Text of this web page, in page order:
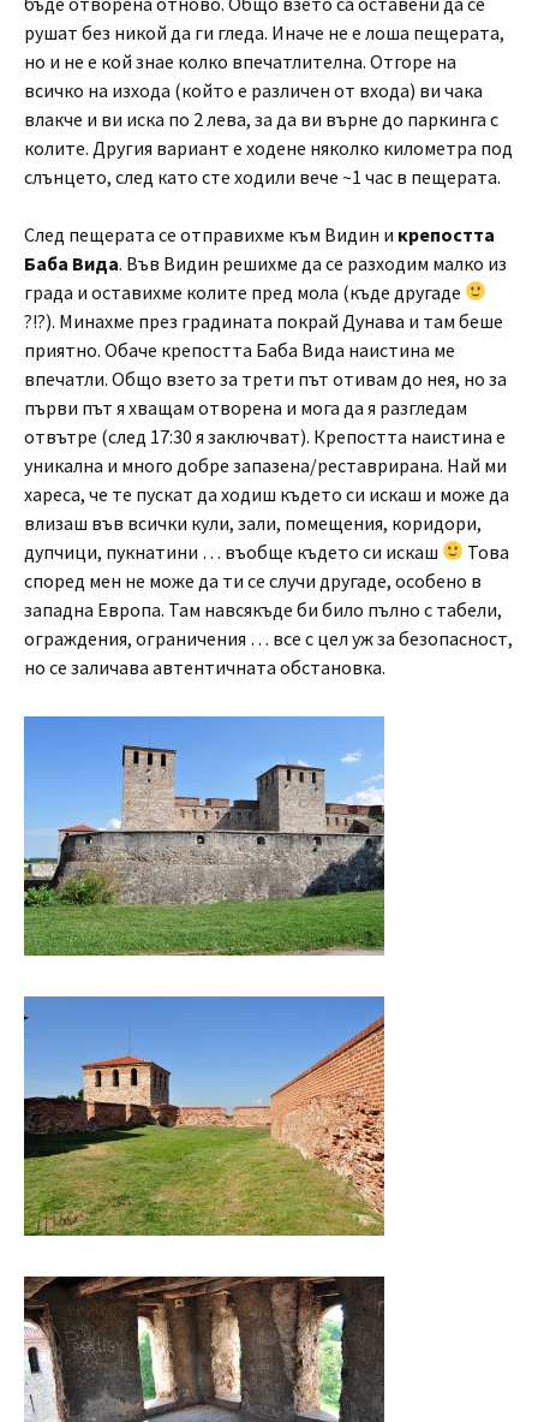
рушат без никой да ги гледа. Иначе не е лоша пещерата,
но и не е кой знае колко впечатлителна. Отгоре на
всичко на изхода (който е различен от входа) ви чака
влакче и ви иска по 2 лева, за да ви върне до паркинга с
колите. Другия вариант е ходене няколко километра под
слънцето, след като сте ходили вече ~1 час в пещерата.
След пещерата се отправихме към Видин и крепостта
Баба Вида. Във Видин решихме да се разходим малко из
града и оставихме колите пред мола (къде другаде
?!?). Минахме през градината покрай Дунава и там беше
приятно. Обаче крепостта Баба Вида наистина ме
впечатли. Общо взето за трети път отивам до нея, но за
първи път я хващам отворена и мога да я разгледам
отвътре (след 17:30 я заключват). Крепостта наистина е
уникална и много добре запазена/реставрирана. Най ми
хареса, че те пускат да ходиш където си искаш и може да
влизаш във всички кули, зали, помещения, коридори,
дупчици, пукнатини … въобще където си искаш
Това
според мен не може да ти се случи другаде, особено в
западна Европа. Там навсякъде би било пълно с табели,
ограждения, ограничения … все с цел уж за безопасност,
но се заличава автентичната обстановка.